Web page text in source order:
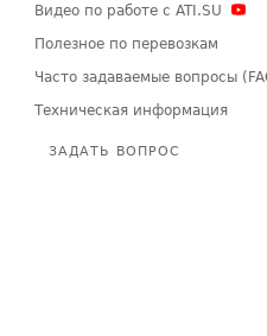
Видео по работе с ATI.SU
Полезное по перевозкам
Часто задаваемые вопросы
Техническая информация
ЗАДАТЬ ВОПРОС